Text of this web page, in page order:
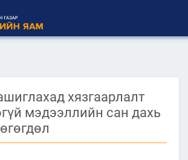
хязгаарлалт
мэдээллийн сан дахь